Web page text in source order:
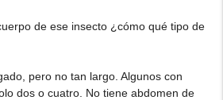
de ese insecto ¿cómo qué tipo de
pero no tan largo. Algunos con
dos o cuatro. No tiene abdomen de